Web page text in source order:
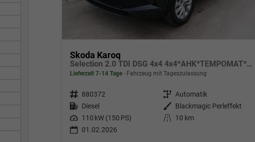
Skoda Karoq
Selection 2.0 TDI DSG 4x4 4x4*AHK*TEMPOMAT*SMARTLINK*KLIMAAUTOMATIK*SHZ*LED
Lieferzeit 7-14 Tage Fahrzeug mit Tageszulassung
Fahrzeugnr. 880372 Getriebe Automatik
Kraftstoff Diesel Außenfarbe
Blackmagic Perleffekt
Leistung 110 kW (150 PS) Kilometerstand
10 km
01.02.2026